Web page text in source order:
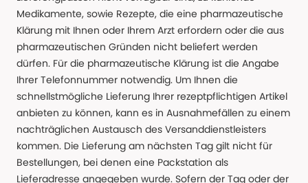
Medikamente, sowie Rezepte, die eine pharmazeutische
Klärung mit Ihnen oder Ihrem Arzt erfordern oder die aus
pharmazeutischen Gründen nicht beliefert werden
dürfen. Für die pharmazeutische Klärung ist die Angabe
Ihrer Telefonnummer notwendig. Um Ihnen die
schnellstmögliche Lieferung Ihrer rezeptpflichtigen Artikel
anbieten zu können, kann es in Ausnahmefällen zu einem
nachträglichen Austausch des Versanddienstleisters
kommen. Die Lieferung am nächsten Tag gilt nicht für
Bestellungen, bei denen eine Packstation als
Lieferadresse angegeben wurde. Sofern der Tag oder der